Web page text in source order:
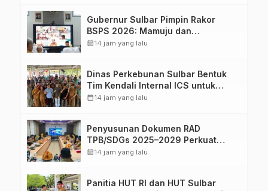
Gubernur Sulbar Pimpin Rakor
BSPS 2026: Mamuju dan
Pasangkayu Masih Nol Realisasi
calendar_month14 jam yang lalu
Dinas Perkebunan Sulbar Bentuk
Tim Kendali Internal ICS untuk
Dukung Sertifikasi ISPO Pekebun di
calendar_month14 jam yang lalu
Penyusunan Dokumen RAD
TPB/SDGs 2025–2029 Perkuat
Arah Pembangunan Berkelanjutan
calendar_month14 jam yang lalu
Panitia HUT RI dan HUT Sulbar